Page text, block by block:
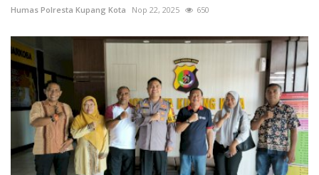
Humas Polresta Kupang Kota Nop 22, 2025 650